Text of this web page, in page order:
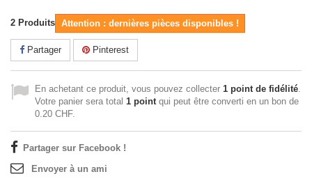
2 Produits Attention : dernières pièces disponibles !
Partager Pinterest
En achetant ce produit, vous pouvez collecter 1 point de fidélité.
Votre panier sera total 1 pointqui peut être converti en un bon de
0.20 CHF.
Partager sur Facebook !
Envoyer à un ami